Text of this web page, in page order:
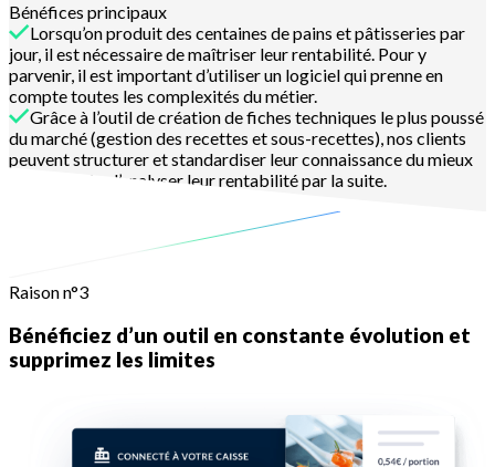
Bénéfices principaux
Lorsqu’on produit des centaines de pains et pâtisseries par
jour, il est nécessaire de maîtriser leur rentabilité. Pour y
parvenir, il est important d’utiliser un logiciel qui prenne en
compte toutes les complexités du métier.
Grâce à l’outil de création de fiches techniques le plus poussé
du marché (gestion des recettes et sous-recettes), nos clients
peuvent structurer et standardiser leur connaissance du mieux
possible afin d’analyser leur rentabilité par la suite.
Raison n°3
Bénéficiez d’un outil en constante évolution et
supprimez les limites